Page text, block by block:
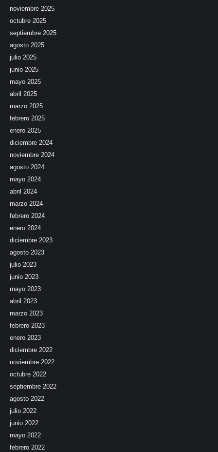
noviembre 2025
octubre 2025
septiembre 2025
agosto 2025
julio 2025
junio 2025
mayo 2025
abril 2025
marzo 2025
febrero 2025
enero 2025
diciembre 2024
noviembre 2024
agosto 2024
mayo 2024
abril 2024
marzo 2024
febrero 2024
enero 2024
diciembre 2023
agosto 2023
julio 2023
junio 2023
mayo 2023
abril 2023
marzo 2023
febrero 2023
enero 2023
diciembre 2022
noviembre 2022
octubre 2022
septiembre 2022
agosto 2022
julio 2022
junio 2022
mayo 2022
febrero 2022